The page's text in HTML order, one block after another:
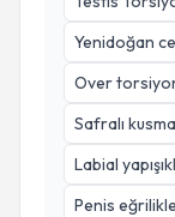
Yenidoğan
Over
Safralı kusma
Labial
Penis